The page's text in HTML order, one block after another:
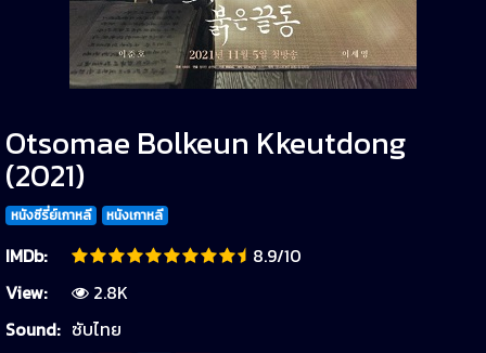
Otsomae Bolkeun Kkeutdong
(2021)
หนังซีรี่ย์เกาหลี หนังเกาหลี
IMDb:
8.9/10
View:
2.8K
Sound: ซับไทย